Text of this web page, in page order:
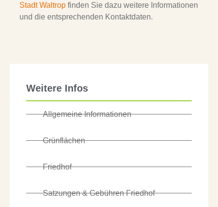
Stadt Waltrop finden Sie dazu weitere Informationen
und die entsprechenden Kontaktdaten.
Weitere Infos
Allgemeine Informationen
Grünflächen
Friedhof
Satzungen & Gebühren Friedhof